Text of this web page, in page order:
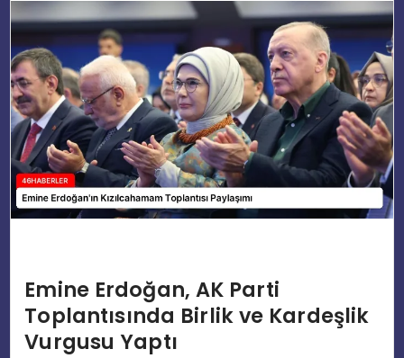
EĞITIM
MAGAZIN
SPOR
YAŞAM
Emine Erdoğan, AK Parti
Toplantısında Birlik ve Kardeşlik
Vurgusu Yaptı